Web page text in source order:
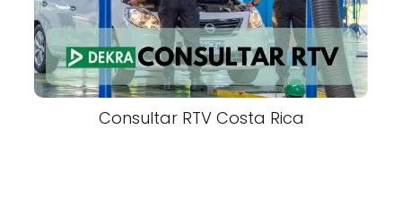
Consultar RTV Costa Rica